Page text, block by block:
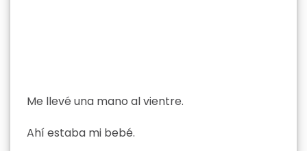
Me llevé una mano al vientre.
Ahí estaba mi bebé.